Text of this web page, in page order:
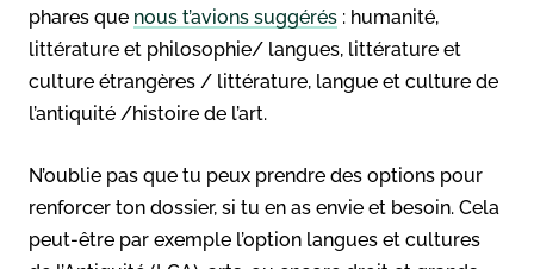
phares que nous t’avions suggérés : humanité,
littérature et philosophie/ langues, littérature et
culture étrangères / littérature, langue et culture de
l’antiquité /histoire de l’art.
N’oublie pas que tu peux prendre des options pour
renforcer ton dossier, si tu en as envie et besoin. Cela
peut-être par exemple l’option langues et cultures